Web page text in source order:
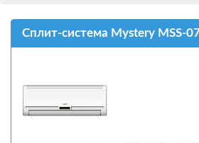
Сплит-система Mystery MSS-